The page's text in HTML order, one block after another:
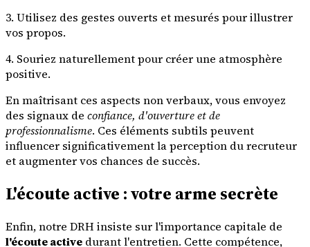
3. Utilisez des gestes ouverts et mesurés pour illustrer
vos propos.
4. Souriez naturellement pour créer une atmosphère
positive.
En maîtrisant ces aspects non verbaux, vous envoyez
des signaux de confiance, d'ouverture et de
professionnalisme. Ces éléments subtils peuvent
influencer significativement la perception du recruteur
et augmenter vos chances de succès.
L'écoute active : votre arme secrète
Enfin, notre DRH insiste sur l'importance capitale de
l'écoute active durant l'entretien. Cette compétence,